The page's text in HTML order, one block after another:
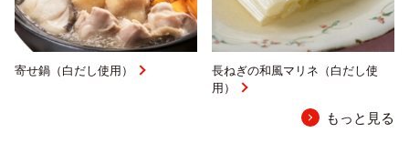
寄せ鍋（白だし使用）
長ねぎの和風マリネ（白だし使
用）
もっと見る